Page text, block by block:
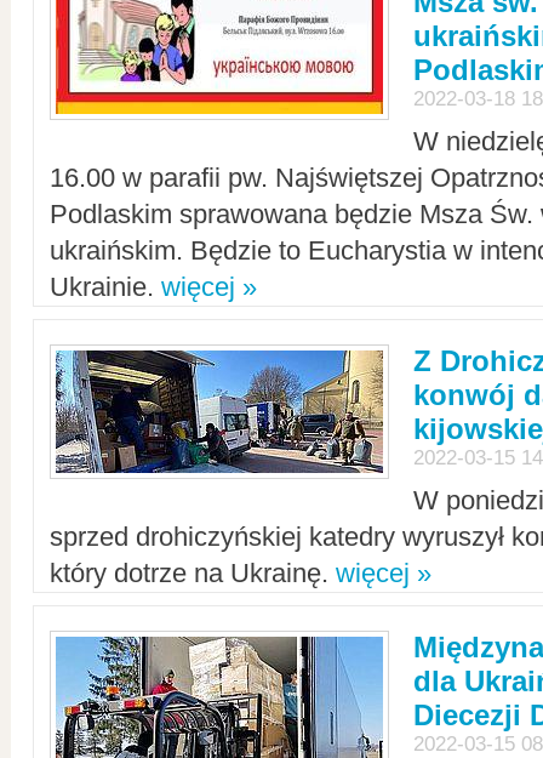
2022-03-18
W
16.00 w parafii pw. Najświętszej
Podlaskim sprawowana będzie Msza Św.
ukraińskim. Będzie to Eucharystia w
Ukrainie. więcej »
Z
konwój
2022-03-15
W
sprzed drohiczyńskiej katedry wyruszył
który dotrze na Ukrainę. więcej »
dla
Diecezji
2022-03-15